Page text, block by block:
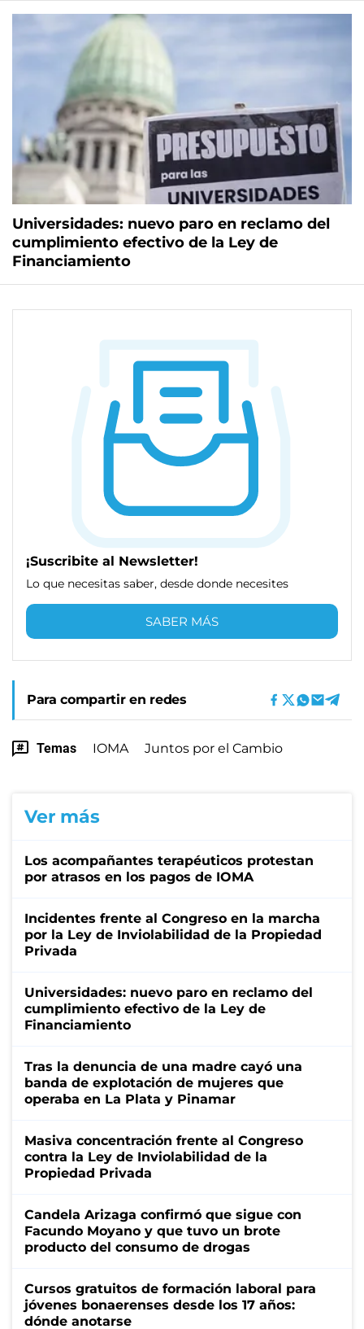
Universidades: nuevo paro en reclamo del
cumplimiento efectivo de la Ley de
Financiamiento
¡Suscribite al Newsletter!
Lo que necesitas saber, desde donde necesites
SABER MÁS
Para compartir en redes
Temas IOMA Juntos por el Cambio
Ver más
Los acompañantes terapéuticos protestan
por atrasos en los pagos de IOMA
Incidentes frente al Congreso en la marcha
por la Ley de Inviolabilidad de la Propiedad
Privada
Universidades: nuevo paro en reclamo del
cumplimiento efectivo de la Ley de
Financiamiento
Tras la denuncia de una madre cayó una
banda de explotación de mujeres que
operaba en La Plata y Pinamar
Masiva concentración frente al Congreso
contra la Ley de Inviolabilidad de la
Propiedad Privada
Candela Arizaga confirmó que sigue con
Facundo Moyano y que tuvo un brote
producto del consumo de drogas
Cursos gratuitos de formación laboral para
jóvenes bonaerenses desde los 17 años:
dónde anotarse